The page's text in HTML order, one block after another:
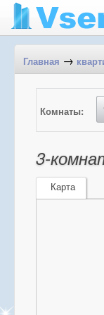
Главная →
Комнаты:
3-
Карта